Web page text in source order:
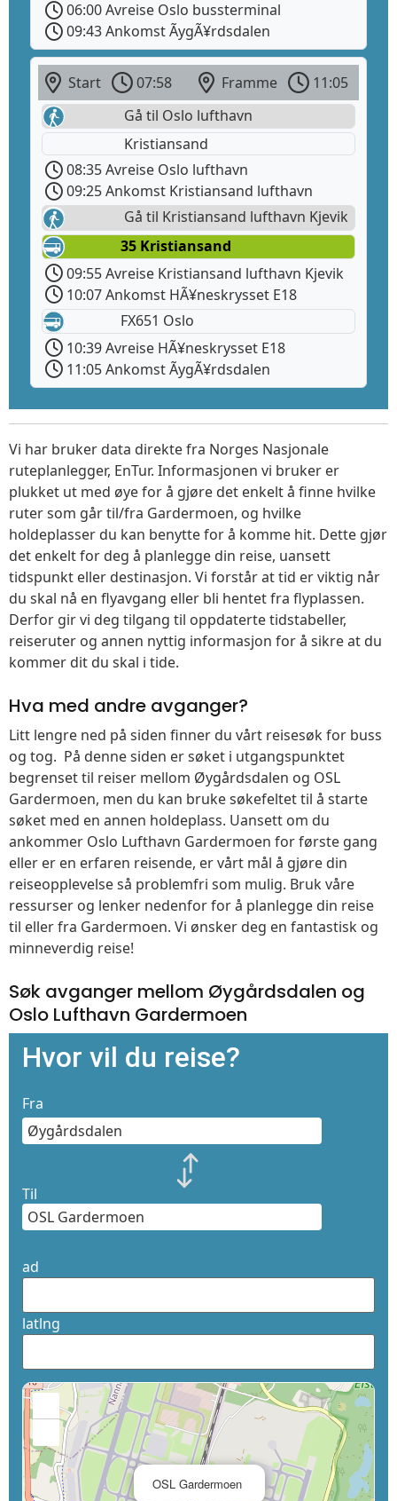
06:00 Avreise Oslo bussterminal
09:43 Ankomst ÃygÃ¥rdsdalen
Start 07:58 Framme
11:05
Gå til Oslo lufthavn
Kristiansand
08:35 Avreise Oslo lufthavn
09:25 Ankomst Kristiansand lufthavn
Gå til Kristiansand lufthavn Kjevik
35 Kristiansand
09:55 Avreise Kristiansand lufthavn Kjevik
10:07 Ankomst HÃ¥neskrysset E18
FX651 Oslo
10:39 Avreise HÃ¥neskrysset E18
11:05 Ankomst ÃygÃ¥rdsdalen
Vi har bruker data direkte fra Norges Nasjonale
ruteplanlegger, EnTur. Informasjonen vi bruker er
plukket ut med øye for å gjøre det enkelt å finne hvilke
ruter som går til/fra Gardermoen, og hvilke
holdeplasser du kan benytte for å komme hit. Dette gjør
det enkelt for deg å planlegge din reise, uansett
tidspunkt eller destinasjon. Vi forstår at tid er viktig når
du skal nå en flyavgang eller bli hentet fra flyplassen.
Derfor gir vi deg tilgang til oppdaterte tidstabeller,
reiseruter og annen nyttig informasjon for å sikre at du
kommer dit du skal i tide.
Hva med andre avganger?
Litt lengre ned på siden finner du vårt reisesøk for buss
og tog. På denne siden er søket i utgangspunktet
begrenset til reiser mellom Øygårdsdalen og OSL
Gardermoen, men du kan bruke søkefeltet til å starte
søket med en annen holdeplass. Uansett om du
ankommer Oslo Lufthavn Gardermoen for første gang
eller er en erfaren reisende, er vårt mål å gjøre din
reiseopplevelse så problemfri som mulig. Bruk våre
ressurser og lenker nedenfor for å planlegge din reise
til eller fra Gardermoen. Vi ønsker deg en fantastisk og
minneverdig reise!
Søk avganger mellom Øygårdsdalen og
Oslo Lufthavn Gardermoen
Hvor vil du reise?
Fra
Til
ad
latlng
OSL Gardermoen